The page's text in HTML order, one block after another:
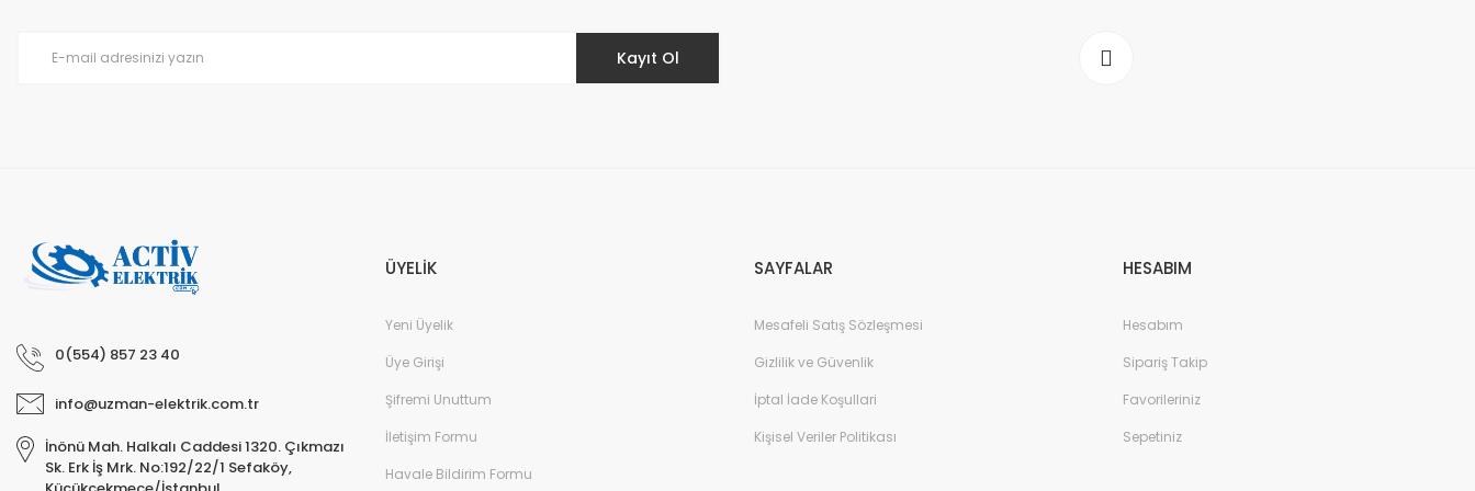
Kayıt Ol
0(554) 857 23 40
info@uzman-elektrik.com.tr
İnönü Mah. Halkalı Caddesi 1320. Çıkmazı
Sk. Erk İş Mrk. No:192/22/1 Sefaköy,
ÜYELİK
Yeni Üyelik
Üye Girişi
Şifremi Unuttum
İletişim Formu
Havale Bildirim Formu
SAYFALAR
Mesafeli Satış Sözleşmesi
Gizlilik ve Güvenlik
İptal İade Koşullari
Kişisel Veriler Politikası
HESABIM
Hesabım
Sipariş Takip
Favorileriniz
Sepetiniz